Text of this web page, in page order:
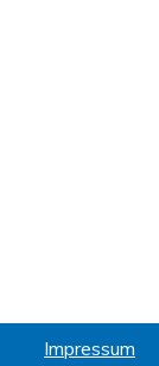
Impressum